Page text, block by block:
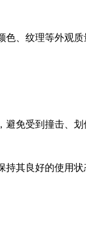
、纹理等外观质
受到撞击、划
良好的使用状态